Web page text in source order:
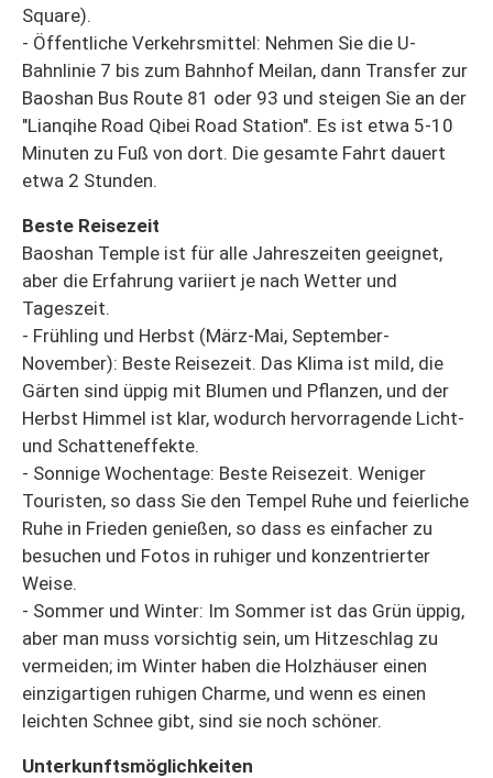
Square).
- Öffentliche Verkehrsmittel: Nehmen Sie die U-
Bahnlinie 7 bis zum Bahnhof Meilan, dann Transfer zur
Baoshan Bus Route 81 oder 93 und steigen Sie an der
"Lianqihe Road Qibei Road Station". Es ist etwa 5-10
Minuten zu Fuß von dort. Die gesamte Fahrt dauert
etwa 2 Stunden.
Beste Reisezeit
Baoshan Temple ist für alle Jahreszeiten geeignet,
aber die Erfahrung variiert je nach Wetter und
Tageszeit.
- Frühling und Herbst (März-Mai, September-
November): Beste Reisezeit. Das Klima ist mild, die
Gärten sind üppig mit Blumen und Pflanzen, und der
Herbst Himmel ist klar, wodurch hervorragende Licht-
und Schatteneffekte.
- Sonnige Wochentage: Beste Reisezeit. Weniger
Touristen, so dass Sie den Tempel Ruhe und feierliche
Ruhe in Frieden genießen, so dass es einfacher zu
besuchen und Fotos in ruhiger und konzentrierter
Weise.
- Sommer und Winter: Im Sommer ist das Grün üppig,
aber man muss vorsichtig sein, um Hitzeschlag zu
vermeiden; im Winter haben die Holzhäuser einen
einzigartigen ruhigen Charme, und wenn es einen
leichten Schnee gibt, sind sie noch schöner.
Unterkunftsmöglichkeiten